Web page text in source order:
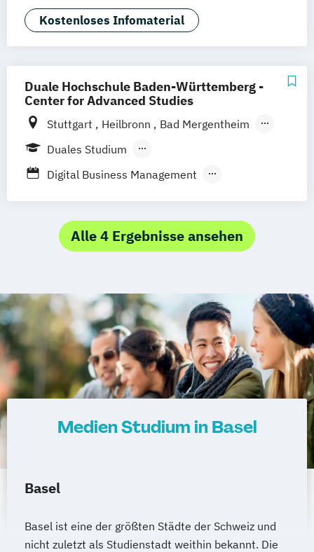
Kommunikation & Medienmanagement
(Duales Studium)
Studium)
Public Relations Hochschulzertifikat
Werbe- und Medienpsychologie
Kostenloses Infomaterial
Duale Hochschule Baden-Württemberg -
Center for Advanced Studies
Stuttgart Heilbronn
Bad Mergentheim
Friedrichshafen
Ravensburg Villingen-Schwenningen
Horb am Neckar
Duales Studium
Berufsbegleitendes Präsenzstudium
Digital Business Management
Alle 4 Ergebnisse ansehen
Medien Studium in Basel
Basel
Basel ist eine der größten Städte der Schweiz und
nicht zuletzt als Studienstadt weithin bekannt. Die